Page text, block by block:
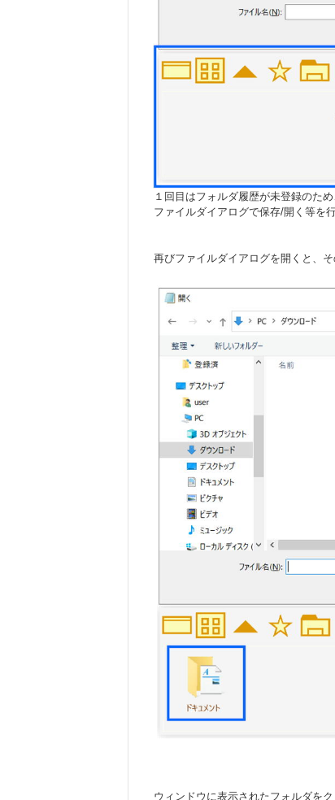
１回目はフォルダ履歴が未登録のた
ファイルダイアログで保存/開く等を
再びファイルダイアログを開くと、
ウィンドウに表示されたフォルダを